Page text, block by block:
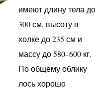
имеют длину тела до
300 см, высоту в
холке до 235 см и
массу до 580–600 кг.
По общему облику
лось хорошо